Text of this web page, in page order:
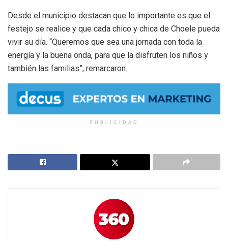
Desde el municipio destacan que lo importante es que el
festejo se realice y que cada chico y chica de Choele pueda
vivir su día. “Queremos que sea una jornada con toda la
energía y la buena onda, para que la disfruten los niños y
también las familias”, remarcaron.
PUBLICIDAD